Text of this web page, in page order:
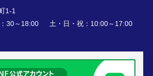
1-1
30～18:00 土・日・祝：10:00～17:00